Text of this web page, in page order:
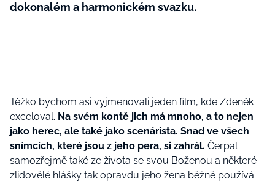
dokonalém a harmonickém svazku.
Těžko bychom asi vyjmenovali jeden film, kde Zdeněk
exceloval. Na svém kontě jich má mnoho, a to nejen
jako herec, ale také jako scenárista. Snad ve všech
snímcích, které jsou z jeho pera, si zahrál. Čerpal
samozřejmě také ze života se svou Boženou a některé
zlidovělé hlášky tak opravdu jeho žena běžně používá.